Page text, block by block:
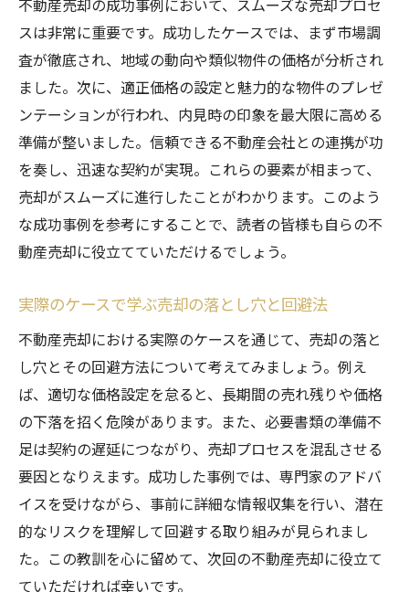
不動産売却の成功事例において、スムーズな売却プロセ
スは非常に重要です。成功したケースでは、まず市場調
査が徹底され、地域の動向や類似物件の価格が分析され
ました。次に、適正価格の設定と魅力的な物件のプレゼ
ンテーションが行われ、内見時の印象を最大限に高める
準備が整いました。信頼できる不動産会社との連携が功
を奏し、迅速な契約が実現。これらの要素が相まって、
売却がスムーズに進行したことがわかります。このよう
な成功事例を参考にすることで、読者の皆様も自らの不
動産売却に役立てていただけるでしょう。
実際のケースで学ぶ売却の落とし穴と回避法
不動産売却における実際のケースを通じて、売却の落と
し穴とその回避方法について考えてみましょう。例え
ば、適切な価格設定を怠ると、長期間の売れ残りや価格
の下落を招く危険があります。また、必要書類の準備不
足は契約の遅延につながり、売却プロセスを混乱させる
要因となりえます。成功した事例では、専門家のアドバ
イスを受けながら、事前に詳細な情報収集を行い、潜在
的なリスクを理解して回避する取り組みが見られまし
た。この教訓を心に留めて、次回の不動産売却に役立て
ていただければ幸いです。